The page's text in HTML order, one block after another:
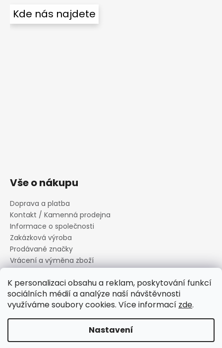
K personalizaci obsahu a reklam, poskytování funkcí
sociálních médií a analýze naší návštěvnosti
využíváme soubory cookies. Více informací zde.
Nastavení
Kde nás najdete
Vše o nákupu
Doprava a platba
Kontakt / Kamenná prodejna
Informace o společnosti
Zakázková výroba
Prodávané značky
Vrácení a výměna zboží
Informace o souborech cookies
Reklamační řád
Obchodní podmínky